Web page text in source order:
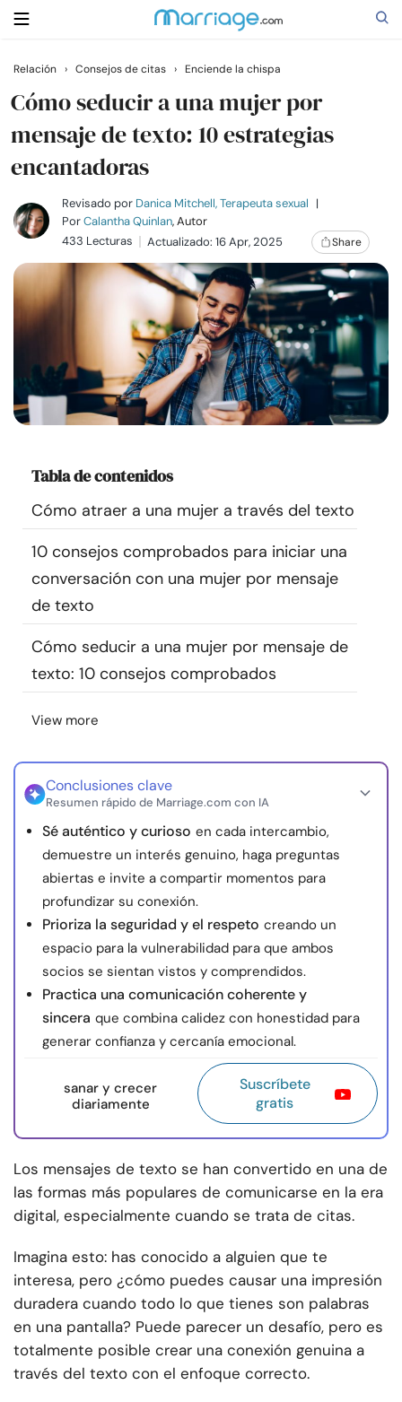
Buscar
Casarse
Relaciones
Familia
Ayuda
Cursos
Recursos
Comunidad
Encuentra un terapeuta
Idioma
Sobre nosotros Contáctanos Escríbenos
Publicidad con
nosotros
Relación › Consejos de citas › Enciende la chispa
Cómo seducir a una mujer por
mensaje de texto: 10 estrategias
encantadoras
Revisado por Danica Mitchell, Terapeuta sexual |
PorCalantha Quinlan, Autor
433 Lecturas
Actualizado: 16 Apr, 2025 Share
Tabla de contenidos
Cómo atraer a una mujer a través del texto
10 consejos comprobados para iniciar una
conversación con una mujer por mensaje
de texto
Cómo seducir a una mujer por mensaje de
texto: 10 consejos comprobados
View more
Conclusiones clave
Resumen rápido de Marriage.com con IA
Sé auténtico y curioso en cada intercambio,
demuestre un interés genuino, haga preguntas
abiertas e invite a compartir momentos para
profundizar su conexión.
Prioriza la seguridad y el respeto creando un
espacio para la vulnerabilidad para que ambos
socios se sientan vistos y comprendidos.
Practica una comunicación coherente y
sincera que combina calidez con honestidad para
generar confianza y cercanía emocional.
sanar y crecer
diariamente
Suscríbete
gratis
Los mensajes de texto se han convertido en una de
las formas más populares de comunicarse en la era
digital, especialmente cuando se trata de citas.
Imagina esto: has conocido a alguien que te
interesa, pero ¿cómo puedes causar una impresión
duradera cuando todo lo que tienes son palabras
en una pantalla? Puede parecer un desafío, pero es
totalmente posible crear una conexión genuina a
través del texto con el enfoque correcto.